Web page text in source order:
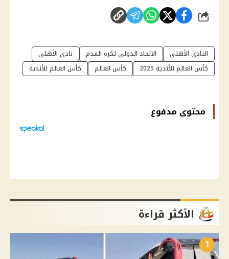
شارك
النادي الأهلي الاتحاد الدولي لكرة القدم
نادي الأهلي
كأس العالم للأندية 2025
كأس العالم كأس العالم للأندية
محتوى مدفوع
الأكثر قراءة
1